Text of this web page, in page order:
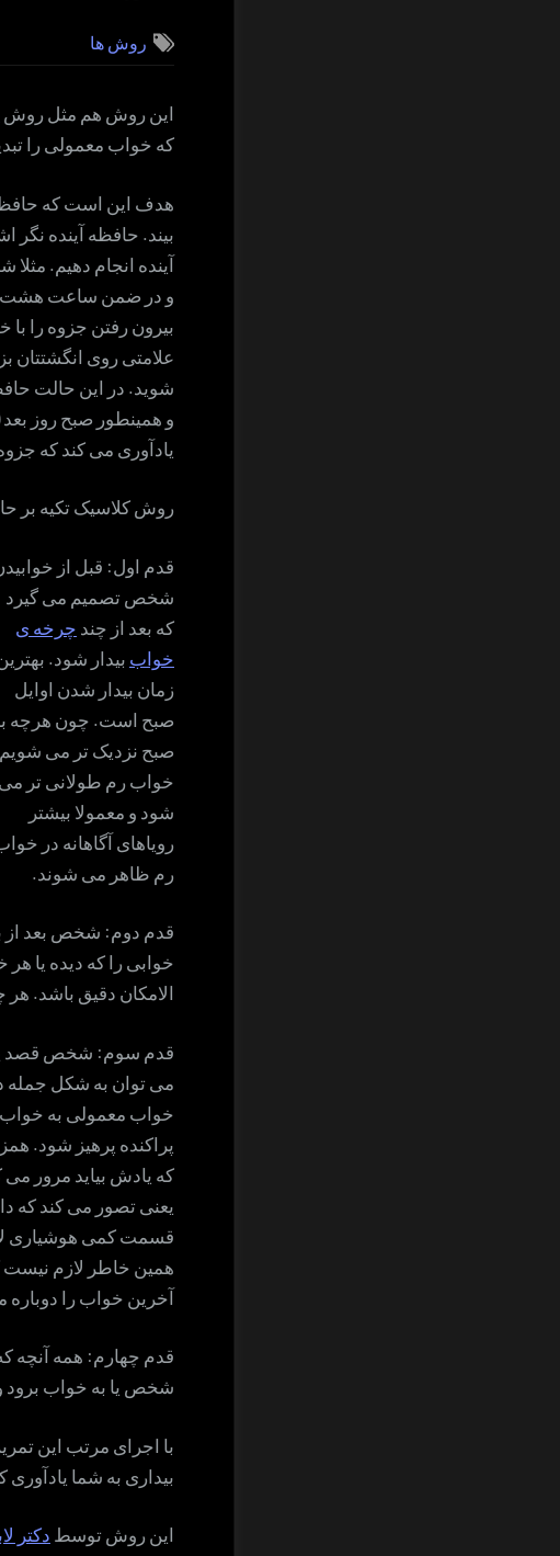
روش ها
این روش هم مثل روش
که خواب معمولی را
بیند. حافظه آینده نگر
آینده انجام دهیم.
و در ضمن ساعت هشت
بیرون رفتن جزوه را
علامتی روی
شوید. در این حالت
و همینطور صبح روز بعد
یادآوری می کند که جزوه
روش کلاسیک تکیه بر
قدم اول: قبل از
شخص تصمیم می گیرد
که بعد از چند چرخه ی
خواب بیدار شود.
زمان بیدار شدن اوایل
صبح است. چون هرچه
صبح نزدیک تر می شویم
خواب رم طولانی تر می
شود و معمولا بیشتر
رویاهای آگاهانه در
رم ظاهر می شوند.
قدم دوم: شخص بعد از
خوابی را که دیده یا
الامکان دقیق باشد.
قدم سوم: شخص قصد یا
می توان به شکل جمله
خواب معمولی به خواب
پراکنده پرهیز شود.
که یادش بیاید مرور می
یعنی تصور می کند که
قسمت کمی هوشیاری
همین خاطر لازم نیست
آخرین خواب را
قدم چهارم: همه آنچه
شخص یا به خواب برود و
با اجرای مرتب این
بیداری به شما یادآوری
این روش توسط دکتر